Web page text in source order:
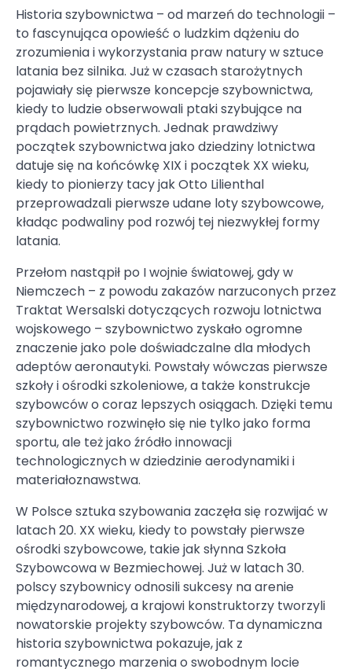
Historia szybownictwa – od marzeń do technologii –
to fascynująca opowieść o ludzkim dążeniu do
zrozumienia i wykorzystania praw natury w sztuce
latania bez silnika. Już w czasach starożytnych
pojawiały się pierwsze koncepcje szybownictwa,
kiedy to ludzie obserwowali ptaki szybujące na
prądach powietrznych. Jednak prawdziwy
początek szybownictwa jako dziedziny lotnictwa
datuje się na końcówkę XIX i początek XX wieku,
kiedy to pionierzy tacy jak Otto Lilienthal
przeprowadzali pierwsze udane loty szybowcowe,
kładąc podwaliny pod rozwój tej niezwykłej formy
latania.
Przełom nastąpił po I wojnie światowej, gdy w
Niemczech – z powodu zakazów narzuconych przez
Traktat Wersalski dotyczących rozwoju lotnictwa
wojskowego – szybownictwo zyskało ogromne
znaczenie jako pole doświadczalne dla młodych
adeptów aeronautyki. Powstały wówczas pierwsze
szkoły i ośrodki szkoleniowe, a także konstrukcje
szybowców o coraz lepszych osiągach. Dzięki temu
szybownictwo rozwinęło się nie tylko jako forma
sportu, ale też jako źródło innowacji
technologicznych w dziedzinie aerodynamiki i
materiałoznawstwa.
W Polsce sztuka szybowania zaczęła się rozwijać w
latach 20. XX wieku, kiedy to powstały pierwsze
ośrodki szybowcowe, takie jak słynna Szkoła
Szybowcowa w Bezmiechowej. Już w latach 30.
polscy szybownicy odnosili sukcesy na arenie
międzynarodowej, a krajowi konstruktorzy tworzyli
nowatorskie projekty szybowców. Ta dynamiczna
historia szybownictwa pokazuje, jak z
romantycznego marzenia o swobodnym locie